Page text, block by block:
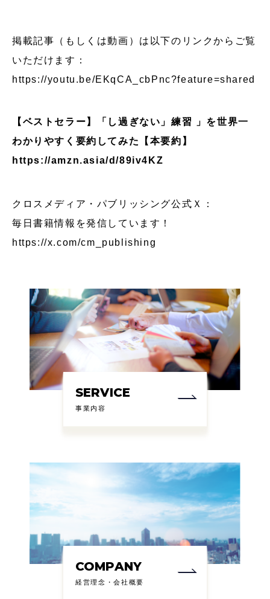
掲載記事（もしくは動画）は以下のリンクからご覧
いただけます：
https://youtu.be/EKqCA_cbPnc?feature=shared
【ベストセラー】「し過ぎない」練習 」を世界一
わかりやすく要約してみた【本要約】
https://amzn.asia/d/89iv4KZ
クロスメディア・パブリッシング公式Ｘ：
毎日書籍情報を発信しています！
https://x.com/cm_publishing
SERVICE
事業内容
COMPANY
経営理念・会社概要